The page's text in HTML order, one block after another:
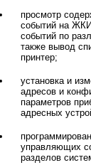
просмотр
событий на ЖКИ
событий по
также вывод
принтер;
установка и
адресов и
параметров
адресных
управляющих
разделов